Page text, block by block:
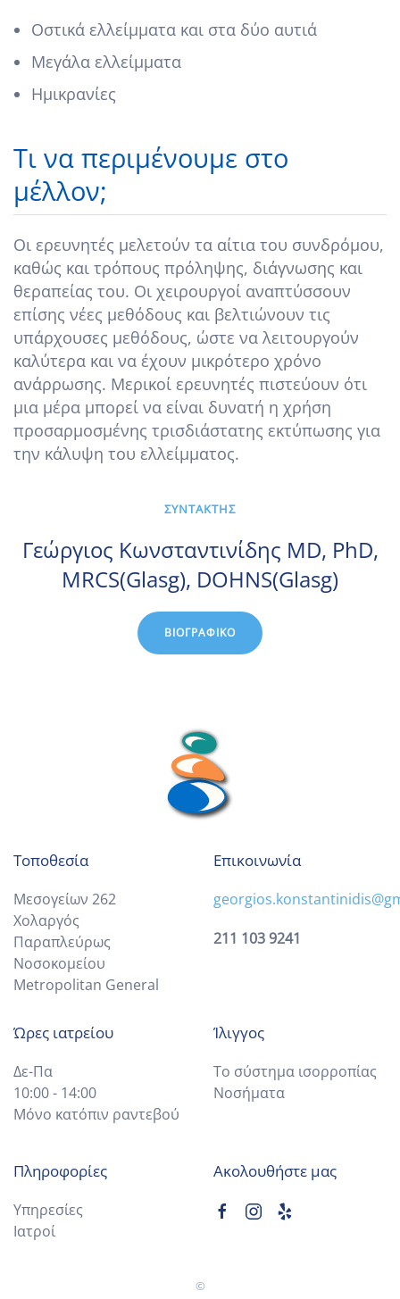
Οστικά ελλείμματα και στα δύο αυτιά
Μεγάλα ελλείμματα
Ημικρανίες
Τι να περιμένουμε στο
μέλλον;
Οι ερευνητές μελετούν τα αίτια του συνδρόμου,
καθώς και τρόπους πρόληψης, διάγνωσης και
θεραπείας του. Οι χειρουργοί αναπτύσσουν
επίσης νέες μεθόδους και βελτιώνουν τις
υπάρχουσες μεθόδους, ώστε να λειτουργούν
καλύτερα και να έχουν μικρότερο χρόνο
ανάρρωσης. Μερικοί ερευνητές πιστεύουν ότι
μια μέρα μπορεί να είναι δυνατή η χρήση
προσαρμοσμένης τρισδιάστατης εκτύπωσης για
την κάλυψη του ελλείμματος.
ΣΥΝΤΑΚΤΗΣ
Γεώργιος Κωνσταντινίδης MD, PhD,
MRCS(Glasg), DOHNS(Glasg)
ΒΙΟΓΡΑΦΙΚΌ
Τοποθεσία
Μεσογείων 262
Χολαργός
Παραπλεύρως
Νοσοκομείου
Metropolitan General
Επικοινωνία
211 103 9241
Ώρες ιατρείου
Δε-Πα
10:00 - 14:00
Μόνο κατόπιν ραντεβού
Ίλιγγος
Το σύστημα ισορροπίας
Νοσήματα
Πληροφορίες
Υπηρεσίες
Ιατροί
Ακολουθήστε μας
©